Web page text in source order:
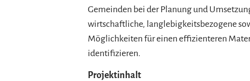
Gemeinden bei der Planung und
wirtschaftliche, langlebigkeitsbezogene
Möglichkeiten für einen effizienteren
identifizieren.
Projektinhalt